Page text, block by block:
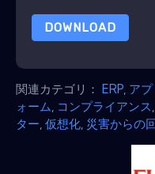
DOWNLOAD
関連カテゴリ： ERP ア
ォーム コンプライアンス
ター 仮想化 災害からの